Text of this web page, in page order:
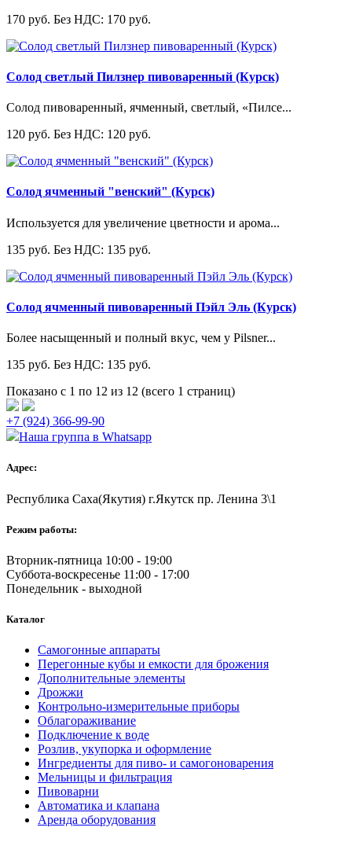
170 руб. Без НДС: 170 руб.
Солод светлый Пилзнер пивоваренный (Курск)
Солод пивоваренный, ячменный, светлый, «Пилсе...
120 руб. Без НДС: 120 руб.
Солод ячменный "венский" (Курск)
Используется для увеличение цветности и арома...
135 руб. Без НДС: 135 руб.
Солод ячменный пивоваренный Пэйл Эль (Курск)
Более насыщенный и полный вкус, чем у Pilsner...
135 руб. Без НДС: 135 руб.
Показано с 1 по 12 из 12 (всего 1 страниц)
+7 (924) 366-99-90
Наша группа в Whatsapp
Адрес:
Республика Саха(Якутия) г.Якутск пр. Ленина 3\1
Режим работы:
Вторник-пятница 10:00 - 19:00
Суббота-воскресенье 11:00 - 17:00
Понедельник - выходной
Каталог
Самогонные аппараты
Перегонные кубы и емкости для брожения
Дополнительные элементы
Дрожжи
Контрольно-измерительные приборы
Облагораживание
Подключение к воде
Розлив, укупорка и оформление
Ингредиенты для пиво- и самогоноварения
Мельницы и фильтрация
Пивоварни
Автоматика и клапана
Аренда оборудования